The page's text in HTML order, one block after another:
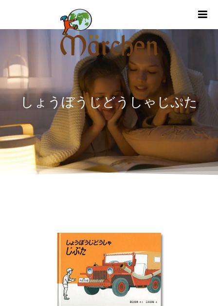
しょうぼうじどうしゃじぷた